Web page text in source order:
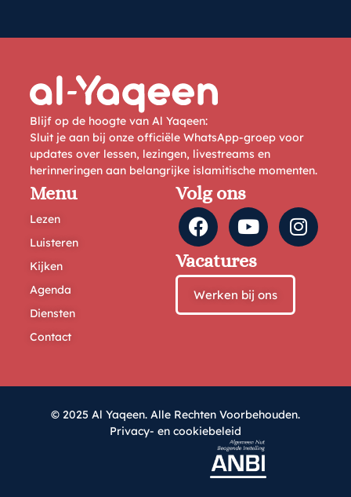
Blijf op de hoogte van Al Yaqeen:
Sluit je aan bij onze officiële WhatsApp-groep voor
updates over lessen, lezingen, livestreams en
herinneringen aan belangrijke islamitische momenten.
Menu
Lezen
Luisteren
Kijken
Agenda
Diensten
Contact
Volg ons
Vacatures
Werken bij ons
© 2025 Al Yaqeen. Alle Rechten Voorbehouden.
Privacy- en cookiebeleid